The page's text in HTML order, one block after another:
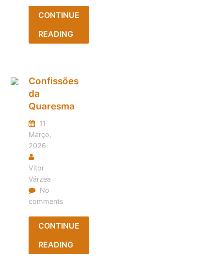
CONTINUE
READING
Confissões
da
Quaresma
11
Março,
2026
Vitor
Várzea
No
comments
CONTINUE
READING